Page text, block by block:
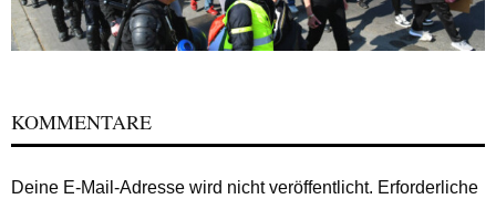
KOMMENTARE
Deine E-Mail-Adresse wird nicht veröffentlicht. Erforderliche